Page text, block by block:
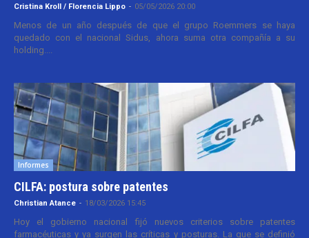
Cristina Kroll / Florencia Lippo - 05/05/2026 20:00
Menos de un año después de que el grupo Roemmers se haya
quedado con el nacional Sidus, ahora suma otra compañía a su
holding....
Informes
CILFA: postura sobre patentes
Christian Atance - 18/03/2026 15:45
Hoy el gobierno nacional fijó nuevos criterios sobre patentes
farmacéuticas y ya surgen las críticas y posturas. La que se definió